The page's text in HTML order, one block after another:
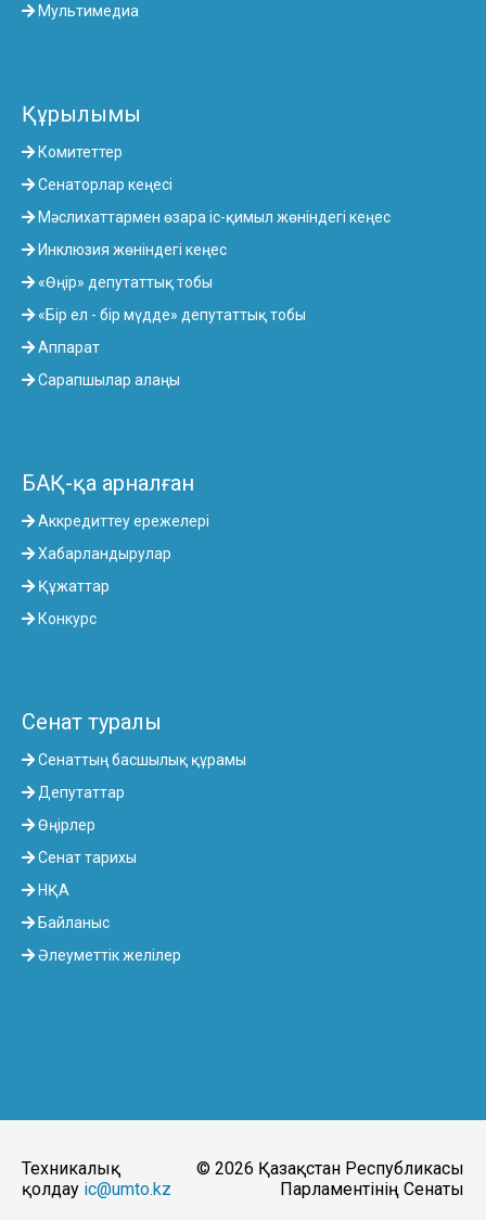
Мультимедиа
Құрылымы
Комитеттер
Сенаторлар кеңесі
Мәслихаттармен өзара іс-қимыл жөніндегі кеңес
Инклюзия жөніндегі кеңес
«Өңір» депутаттық тобы
«Бір ел - бір мүдде» депутаттық тобы
Аппарат
Сарапшылар алаңы
БАҚ-қа арналған
Аккредиттеу ережелері
Хабарландырулар
Құжаттар
Конкурс
Сенат туралы
Сенаттың басшылық құрамы
Депутаттар
Өңірлер
Сенат тарихы
НҚА
Байланыс
Әлеуметтік желілер
Техникалық
қолдау ic@umto.kz
© 2026 Қазақстан Республикасы
Парламентінің Сенаты